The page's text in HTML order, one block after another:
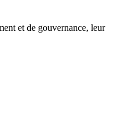
et de gouvernance, leur